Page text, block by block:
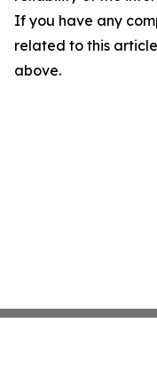
If you have any
related to this
above.